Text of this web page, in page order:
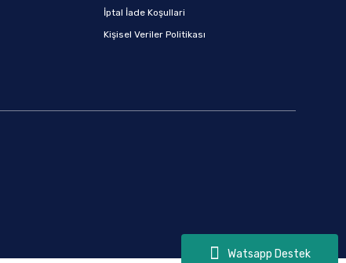
Watsapp Destek
İptal İade Koşullari
Kişisel Veriler Politikası